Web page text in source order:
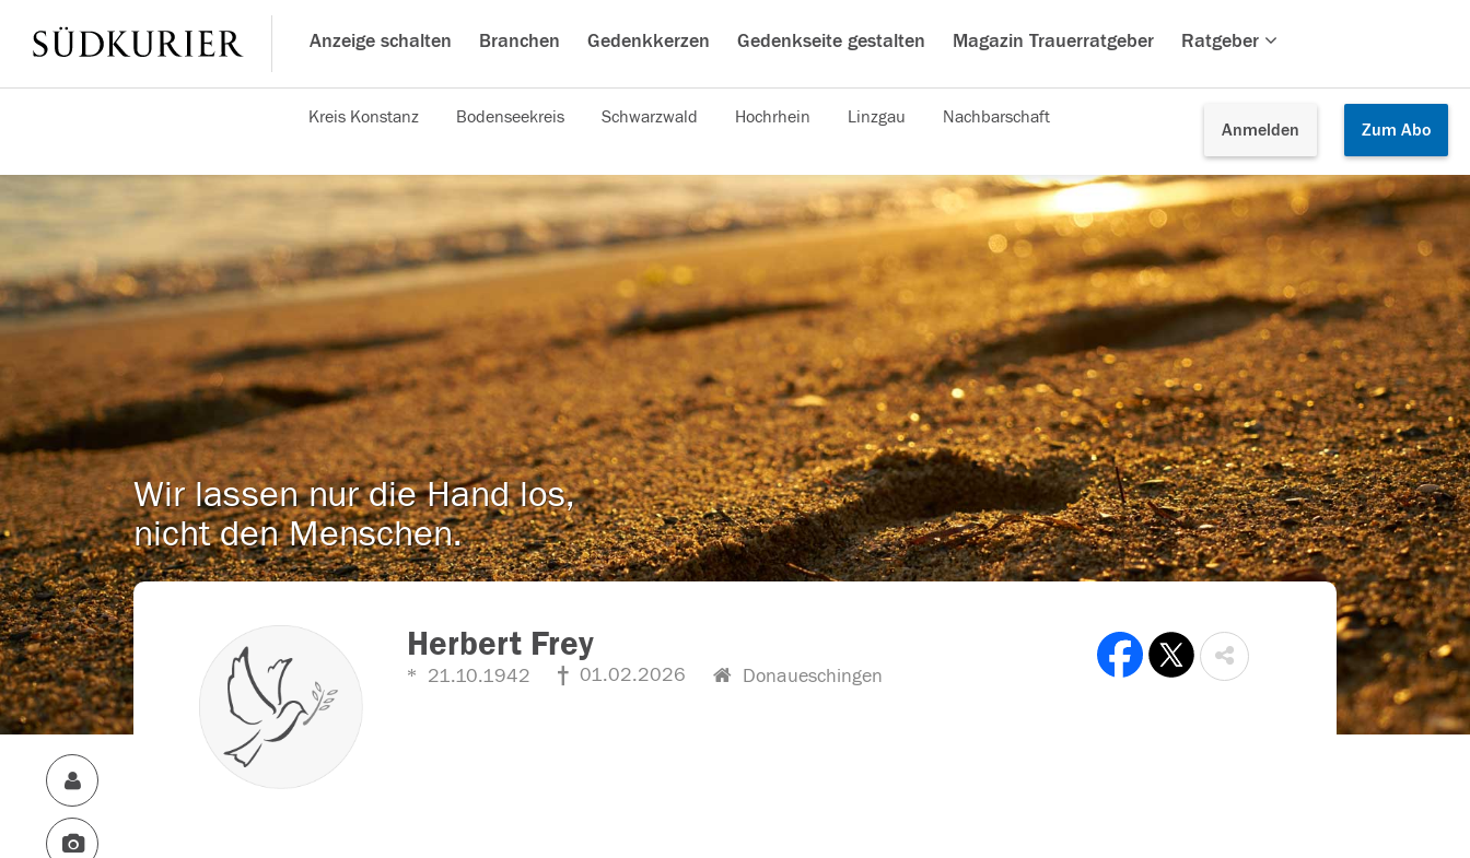
Anzeige schalten Branchen Gedenkkerzen Gedenkseite gestalten Magazin Trauerratgeber Ratgeber
Anmelden Zum Abo
Kreis Konstanz Bodenseekreis Schwarzwald Hochrhein Linzgau Nachbarschaft
Wir lassen nur die Hand los,
nicht den Menschen.
Herbert Frey
21.10.1942 01.02.2026 Donaueschingen